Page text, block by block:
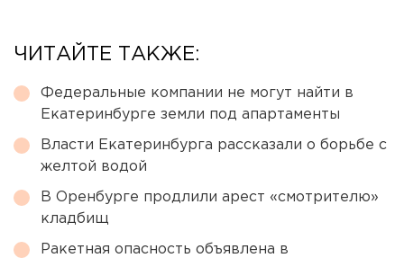
ЧИТАЙТЕ ТАКЖЕ:
Федеральные компании не могут найти в
Екатеринбурге земли под апартаменты
Власти Екатеринбурга рассказали о борьбе с
желтой водой
В Оренбурге продлили арест «смотрителю»
кладбищ
Ракетная опасность объявлена в